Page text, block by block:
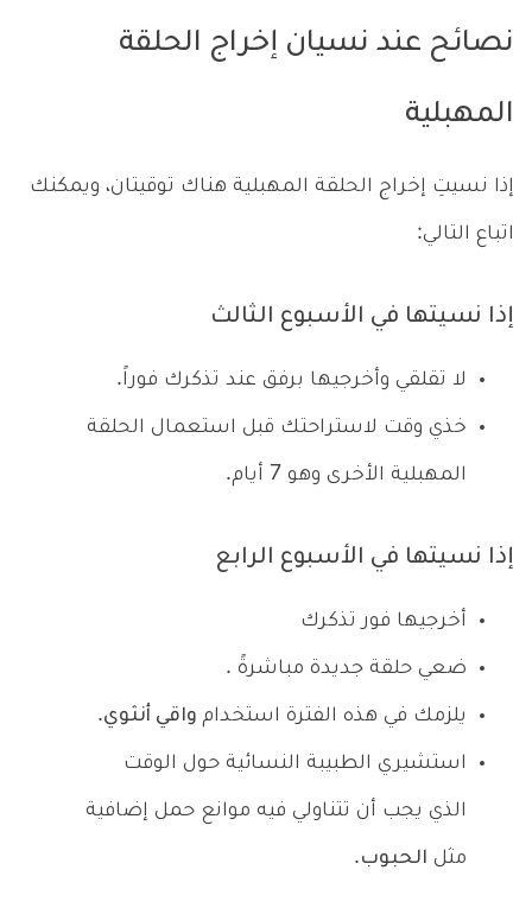
نصائح عند نسيان إخراج الحلقة
المهبلية
إذا نسيتِ إخراج الحلقة المهبلية هناك توقيتان، ويمكنك
اتباع التالي:
إذا نسيتها في الأسبوع الثالث
لا تقلقي وأخرجيها برفق عند تذكرك فوراً.
خذي وقت لاستراحتك قبل استعمال الحلقة
المهبلية الأخرى وهو 7 أيام.
إذا نسيتها في الأسبوع الرابع
أخرجيها فور تذكرك
ضعي حلقة جديدة مباشرةً .
يلزمك في هذه الفترة استخدام واقي أنثوي.
استشيري الطبيبة النسائية حول الوقت
الذي يجب أن تتناولي فيه موانع حمل إضافية
مثل الحبوب.